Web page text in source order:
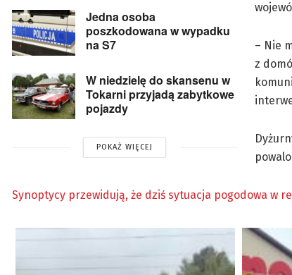
Jedna osoba
poszkodowana w wypadku
na S7
W niedzielę do skansenu w
Tokarni przyjadą zabytkowe
pojazdy
POKAŻ WIĘCEJ
– Nie
z
Synoptycy przewidują, że dziś sytuacja pogodowa w